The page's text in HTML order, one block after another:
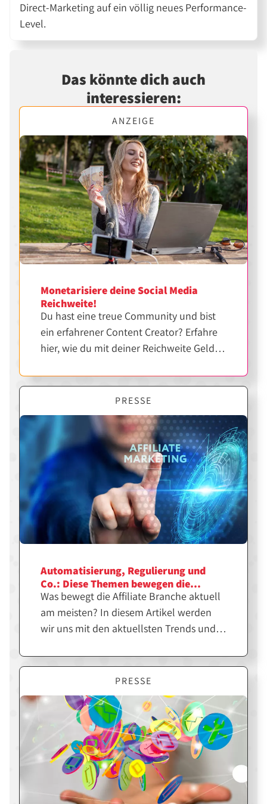
Direct-Marketing auf ein völlig neues Performance-
Level.
Das könnte dich auch
interessieren:
ANZEIGE
Monetarisiere deine Social Media
Reichweite!
Du hast eine treue Community und bist
ein erfahrener Content Creator? Erfahre
hier, wie du mit deiner Reichweite Geld
PRESSE
Automatisierung, Regulierung und
Co.: Diese Themen bewegen die
Affiliate Branche aktuell am meisten
Was bewegt die Affiliate Branche aktuell
am meisten? In diesem Artikel werden
wir uns mit den aktuellsten Trends und
beschäftigen. Von neuen Methoden zur
Automatisierung bis hin zur Regulierung
durch DSGVO und Co. - hier bleibt ihr up-
to-date!
PRESSE